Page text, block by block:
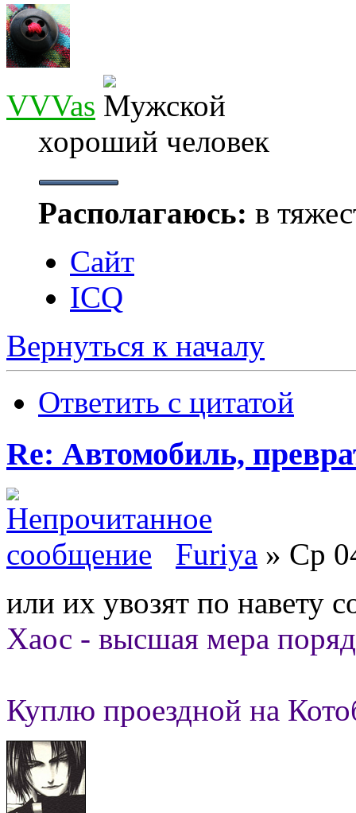
VVVas
хороший человек
Располагаюсь: в
Сайт
ICQ
Вернуться к началу
Ответить с цитатой
Re: Автомобиль,
Furiya » Ср
или их увозят по навету
Хаос - высшая мера
Куплю проездной на